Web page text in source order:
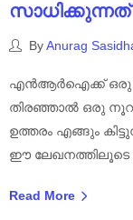
സാധിക്കുന്നത്
ByAnurag
എൻആർഐക്ക് ഒരു
തിരഞ്ഞാൽ ഒരു
ഉത്തരം എങ്ങും
ഈ ലേഖനത്തിലൂടെ
Read More